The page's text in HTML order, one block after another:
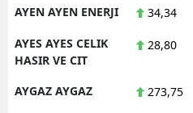
AYEN AYEN ENERJI 34,34
AYES AYES CELIK
HASIR VE CIT
28,80
AYGAZ AYGAZ 273,75